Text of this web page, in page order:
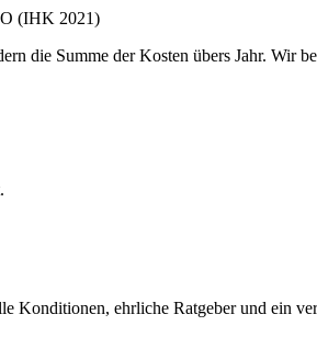
(IHK 2021)
die Summe der Kosten übers Jahr. Wir
Konditionen, ehrliche Ratgeber und ein